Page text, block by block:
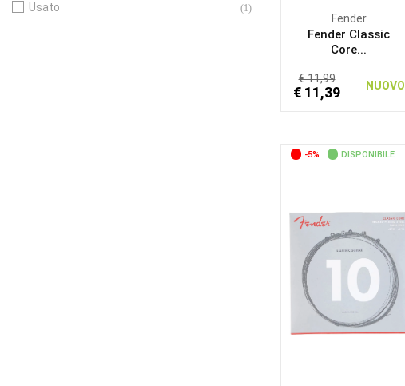
Usato (1)
Fender
Fender Classic
Core...
€ 11,99
€ 11,39 NUOVO
-5% DISPONIBILE